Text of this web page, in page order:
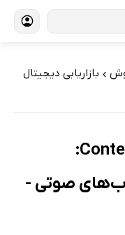
› بازاریابی دیجیتال
Content marketing handbook:
صوتی -